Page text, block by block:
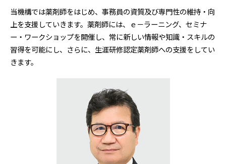
当機構では薬剤師をはじめ、事務員の資質及び専門性の維持・向
上を支援していきます。薬剤師には、ｅ－ラーニング、セミナ
ー・ワークショップを開催し、常に新しい情報や知識・スキルの
習得を可能にし、さらに、生涯研修認定薬剤師への支援をしてい
きます。